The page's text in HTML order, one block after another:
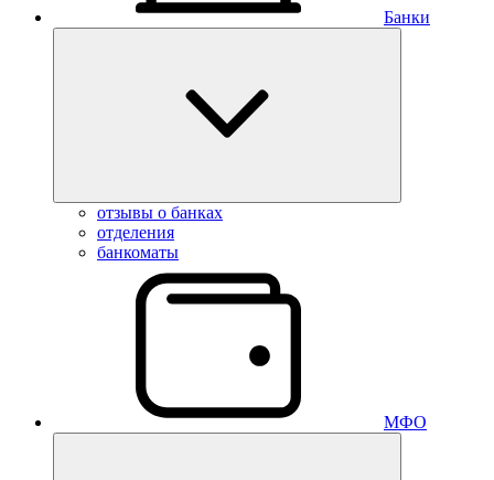
Банки
отзывы о банках
отделения
банкоматы
МФО